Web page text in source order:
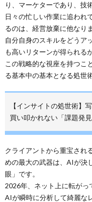
り、マーケターであり、技
日々の忙しい作業に追われ
るのは、経営放棄に他なり
自分自身のスキルをどうア
も高いリターンが得られるか
この戦略的な視座を持つこ
る基本中の基本となる処世
【インサイトの処世術】
買い叩かれない「課題発見
クライアントから重宝され
めの最大の武器は、AIが決
眼」です。
2026年、ネット上に転がっ
AIが瞬時に分析して綺麗な